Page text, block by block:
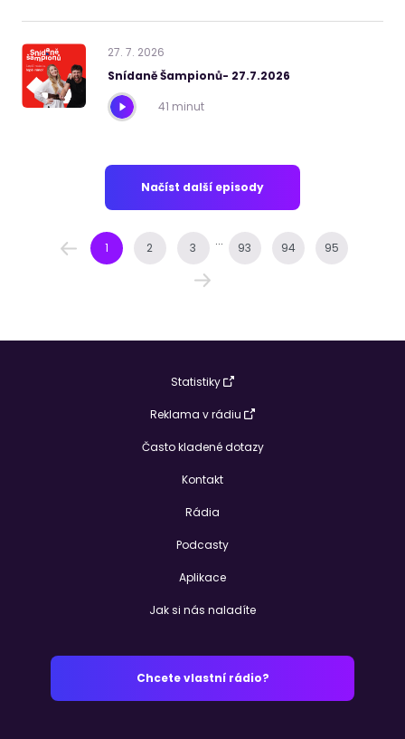
27. 7. 2026
Snídaně Šampionů- 27.7.2026
41 minut
Načíst další episody
1 2 3 ... 93 94 95
Statistiky
Reklama v rádiu
Často kladené dotazy
Kontakt
Rádia
Podcasty
Aplikace
Jak si nás naladíte
Chcete vlastní rádio?